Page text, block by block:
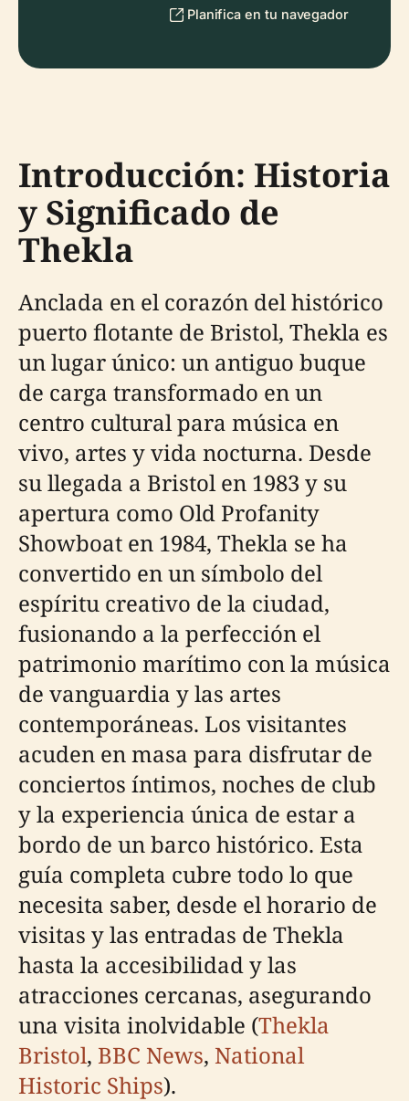
Planifica en tu navegador
Introducción: Historia
y Significado de
Thekla
Anclada en el corazón del histórico
puerto flotante de Bristol, Thekla es
un lugar único: un antiguo buque
de carga transformado en un
centro cultural para música en
vivo, artes y vida nocturna. Desde
su llegada a Bristol en 1983 y su
apertura como Old Profanity
Showboat en 1984, Thekla se ha
convertido en un símbolo del
espíritu creativo de la ciudad,
fusionando a la perfección el
patrimonio marítimo con la música
de vanguardia y las artes
contemporáneas. Los visitantes
acuden en masa para disfrutar de
conciertos íntimos, noches de club
y la experiencia única de estar a
bordo de un barco histórico. Esta
guía completa cubre todo lo que
necesita saber, desde el horario de
visitas y las entradas de Thekla
hasta la accesibilidad y las
atracciones cercanas, asegurando
una visita inolvidable (Thekla
Bristol, BBC News, National
Historic Ships).